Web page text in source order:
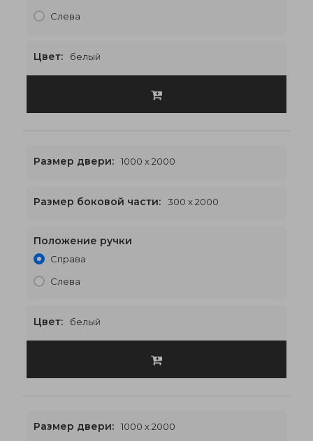
Слева
Цвет: белый
1600 x 2000€551
Размер двери: 1000 x 2000
Размер боковой части: 300 x 2000
Положение ручки
Справа
Слева
Цвет: белый
Размер двери: 1000 x 2000